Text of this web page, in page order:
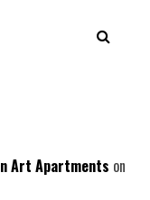
Art Apartments